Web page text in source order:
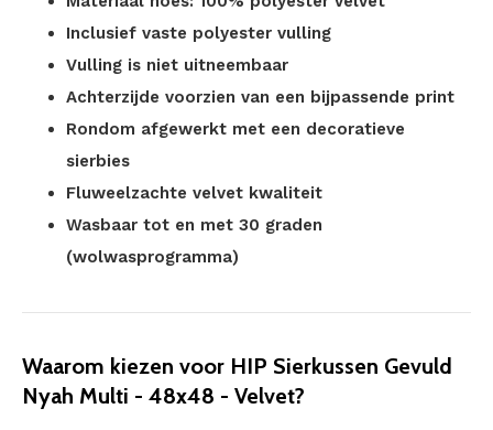
Inclusief vaste polyester vulling
Vulling is niet uitneembaar
Achterzijde voorzien van een bijpassende print
Rondom afgewerkt met een decoratieve
sierbies
Fluweelzachte velvet kwaliteit
Wasbaar tot en met 30 graden
(wolwasprogramma)
Waarom kiezen voor HIP Sierkussen Gevuld
Nyah Multi - 48x48 - Velvet?